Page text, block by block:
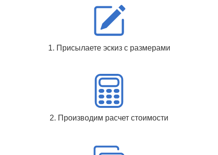
1. Присылаете эскиз с размерами
2. Производим расчет стоимости